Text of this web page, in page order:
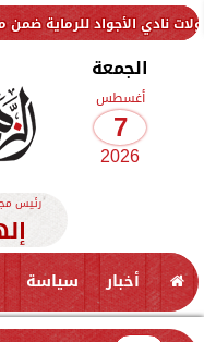
ضمن مهرجان مطروح
الجمعة
أغسطس
7
2026
رئيس
أخبار سياسة